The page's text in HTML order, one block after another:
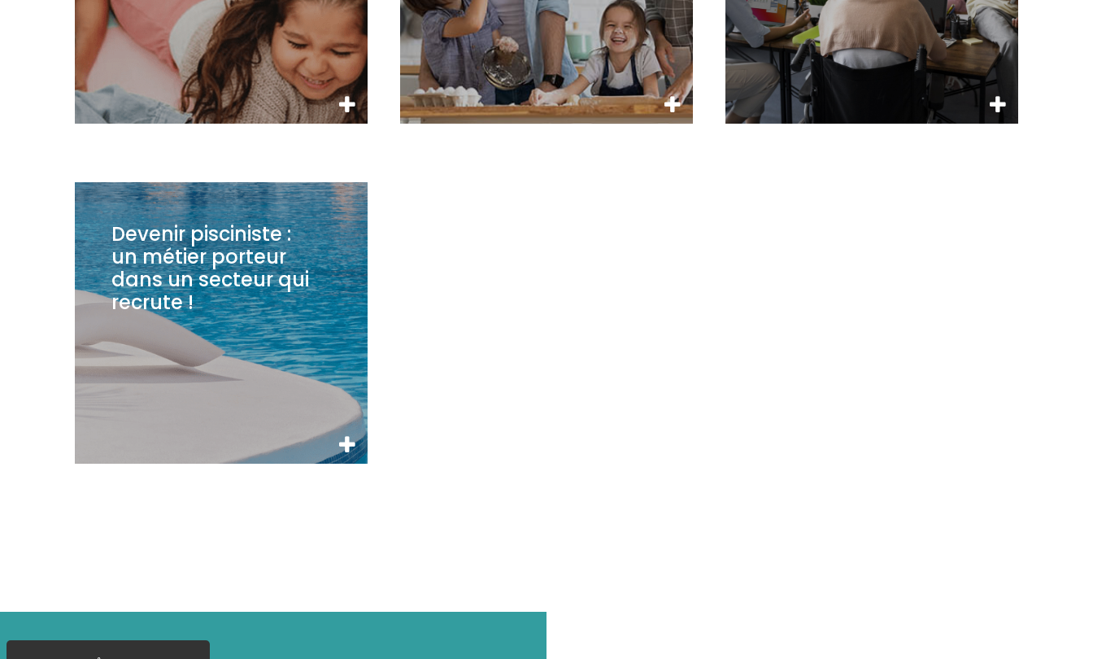
Devenir pisciniste :
un métier porteur
dans un secteur qui
recrute !